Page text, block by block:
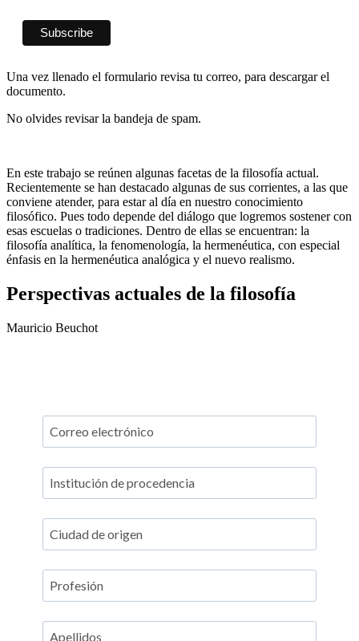
Una vez llenado el formulario revisa tu correo, para descargar el
documento.
No olvides revisar la bandeja de spam.
En este trabajo se reúnen algunas facetas de la filosofía actual.
Recientemente se han destacado algunas de sus corrientes, a las que
conviene atender, para estar al día en nuestro conocimiento
filosófico. Pues todo depende del diálogo que logremos sostener con
esas escuelas o tradiciones. Dentro de ellas se encuentran: la
filosofía analítica, la fenomenología, la hermenéutica, con especial
énfasis en la hermenéutica analógica y el nuevo realismo.
Perspectivas actuales de la filosofía
Mauricio Beuchot